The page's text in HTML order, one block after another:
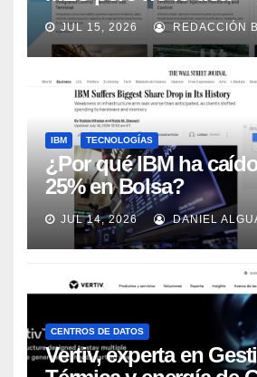
adecuadamente,
Automation
JUL 15, 2026 REDACCIÓN
IBM TECNOLOGÍAS
¿Por qué IBM ha
25% en Bolsa?
JUL 14, 2026 DANIEL
CENTROS DE DATOS
Vertiv, experta en